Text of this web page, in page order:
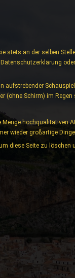
stets an der selben
(ohne Schirm) im
hochqualitativen
wieder großartige
diese Seite zu löschen